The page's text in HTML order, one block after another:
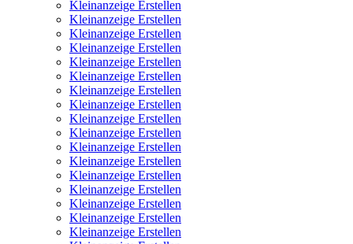
Kleinanzeige Erstellen
Kleinanzeige Erstellen
Kleinanzeige Erstellen
Kleinanzeige Erstellen
Kleinanzeige Erstellen
Kleinanzeige Erstellen
Kleinanzeige Erstellen
Kleinanzeige Erstellen
Kleinanzeige Erstellen
Kleinanzeige Erstellen
Kleinanzeige Erstellen
Kleinanzeige Erstellen
Kleinanzeige Erstellen
Kleinanzeige Erstellen
Kleinanzeige Erstellen
Kleinanzeige Erstellen
Kleinanzeige Erstellen